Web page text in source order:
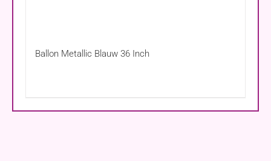
Ballon Metallic Blauw 36 Inch